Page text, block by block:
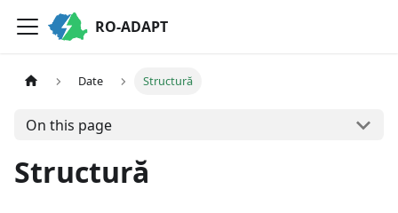
RO-ADAPT
Date Structură
On this page
Structură